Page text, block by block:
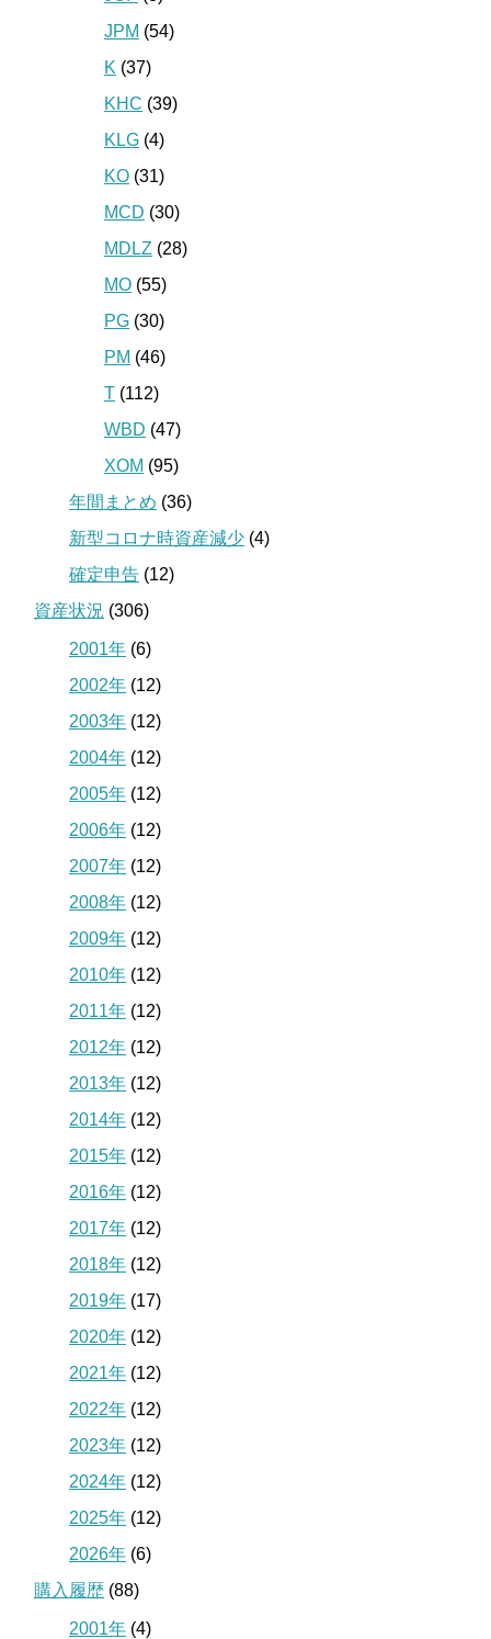
JPM (54)
K (37)
KHC (39)
KLG (4)
KO (31)
MCD (30)
MDLZ (28)
MO (55)
PG (30)
PM (46)
T (112)
WBD (47)
XOM (95)
年間まとめ (36)
新型コロナ時資産減少 (4)
確定申告 (12)
資産状況 (306)
2001年 (6)
2002年 (12)
2003年 (12)
2004年 (12)
2005年 (12)
2006年 (12)
2007年 (12)
2008年 (12)
2009年 (12)
2010年 (12)
2011年 (12)
2012年 (12)
2013年 (12)
2014年 (12)
2015年 (12)
2016年 (12)
2017年 (12)
2018年 (12)
2019年 (17)
2020年 (12)
2021年 (12)
2022年 (12)
2023年 (12)
2024年 (12)
2025年 (12)
2026年 (6)
購入履歴 (88)
2001年 (4)